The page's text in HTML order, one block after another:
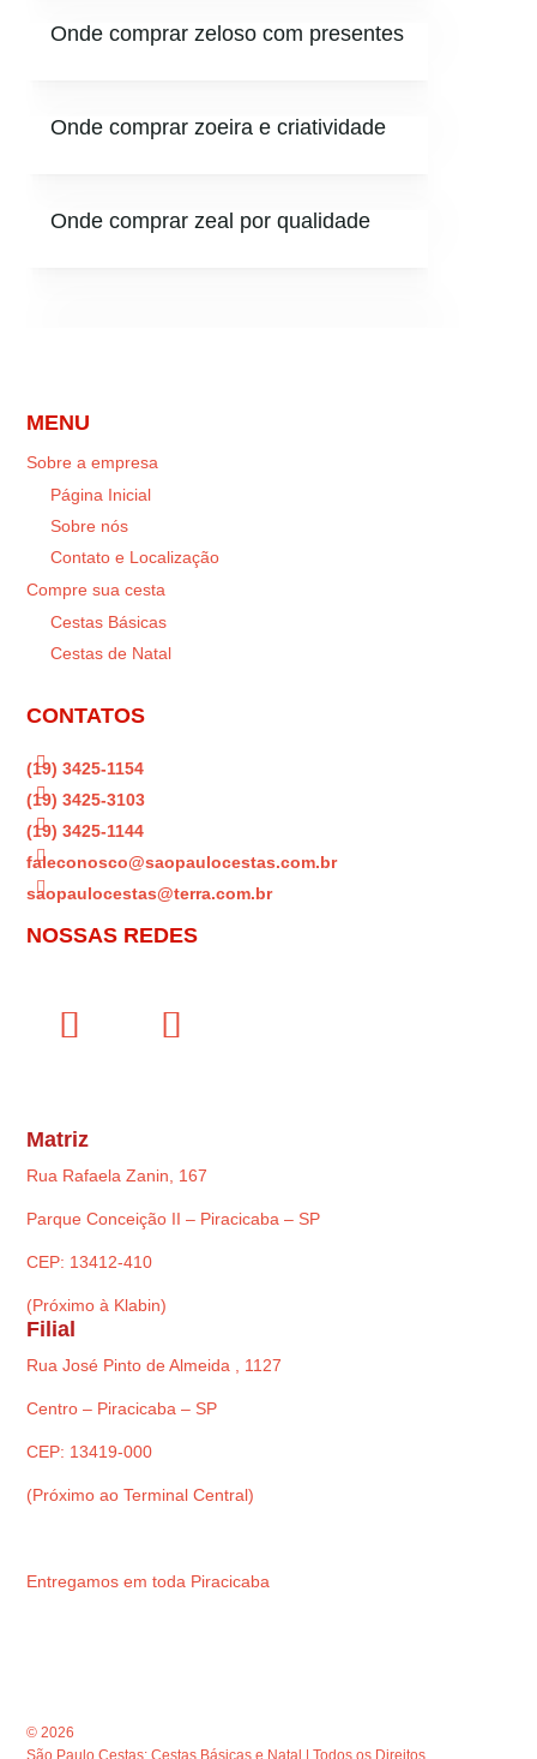
Onde comprar zeloso com presentes
Onde comprar zoeira e criatividade
Onde comprar zeal por qualidade
MENU
Sobre a empresa
Página Inicial
Sobre nós
Contato e Localização
Compre sua cesta
Cestas Básicas
Cestas de Natal
CONTATOS

(19) 3425-1154

(19) 3425-3103

(19) 3425-1144

faleconosco@saopaulocestas.com.br

saopaulocestas@terra.com.br
NOSSAS REDES
Matriz
Rua Rafaela Zanin, 167
Parque Conceição II – Piracicaba – SP
CEP: 13412-410
(Próximo à Klabin)
Filial
Rua José Pinto de Almeida , 1127
Centro – Piracicaba – SP
CEP: 13419-000
(Próximo ao Terminal Central)
Entregamos em toda Piracicaba
© 2026
São Paulo Cestas: Cestas Básicas e Natal | Todos os Direitos